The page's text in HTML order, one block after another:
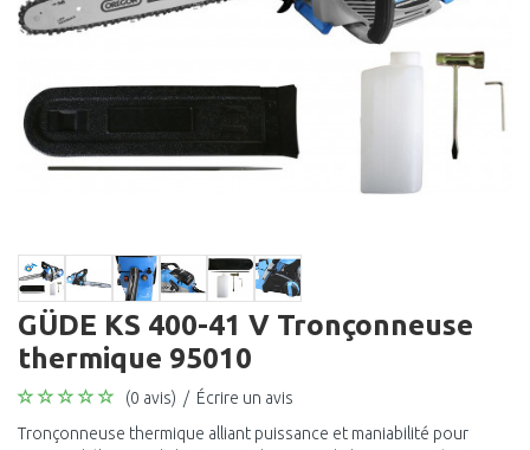
GÜDE KS 400-41 V Tronçonneuse
thermique 95010
(0 avis) / Écrire un avis
Tronçonneuse thermique alliant puissance et maniabilité pour